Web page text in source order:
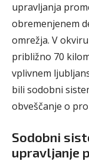
upravljanja
obremenjenem
omrežja. V
približno 70
vplivnem
bili sodobni
obveščanje o
Sodobni
upravljanje